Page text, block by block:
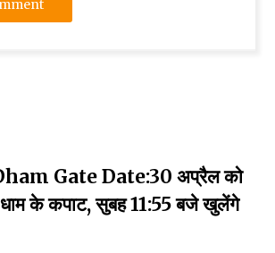
Gate Date:30 अप्रैल को
के कपाट, सुबह 11:55 बजे खुलेंगे